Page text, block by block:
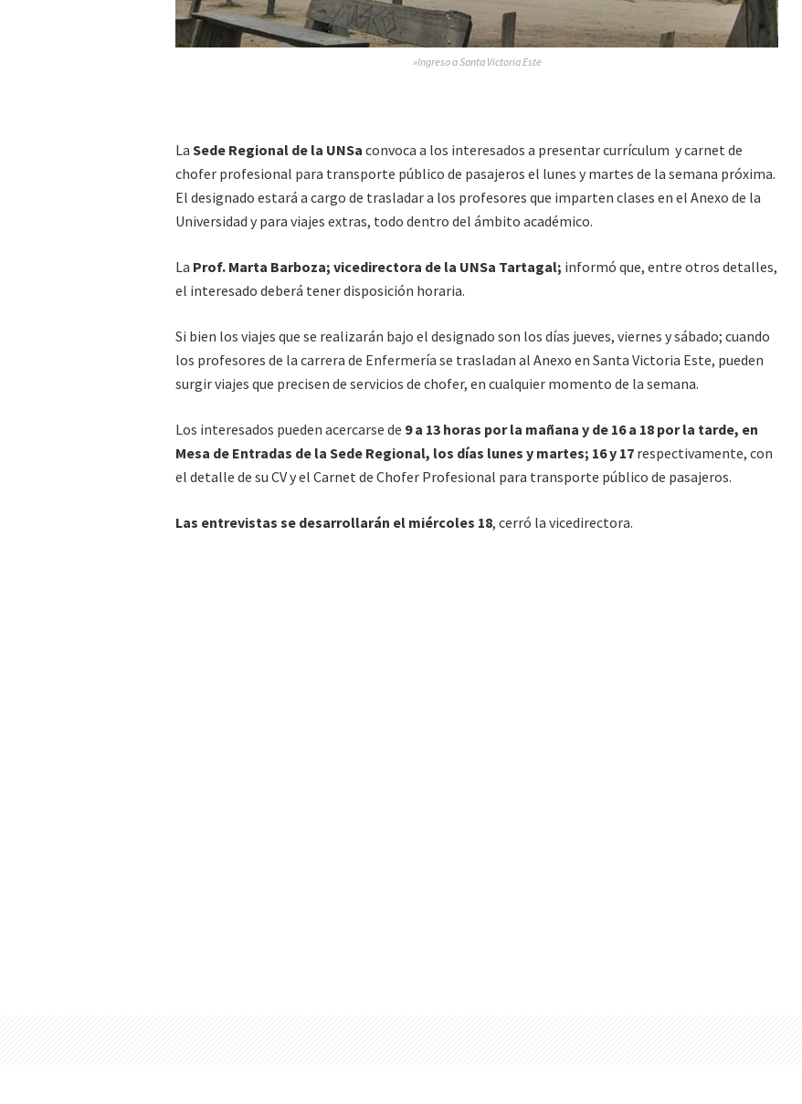
»Ingreso a Santa Victoria Este
La Sede Regional de la UNSa convoca a los interesados a presentar currículum y carnet de
chofer profesional para transporte público de pasajeros el lunes y martes de la semana próxima.
El designado estará a cargo de trasladar a los profesores que imparten clases en el Anexo de la
Universidad y para viajes extras, todo dentro del ámbito académico.
La Prof. Marta Barboza; vicedirectora de la UNSa Tartagal; informó que, entre otros detalles,
el interesado deberá tener disposición horaria.
Si bien los viajes que se realizarán bajo el designado son los días jueves, viernes y sábado; cuando
los profesores de la carrera de Enfermería se trasladan al Anexo en Santa Victoria Este, pueden
surgir viajes que precisen de servicios de chofer, en cualquier momento de la semana.
Los interesados pueden acercarse de 9 a 13 horas por la mañana y de 16 a 18 por la tarde, en
Mesa de Entradas de la Sede Regional, los días lunes y martes; 16 y 17 respectivamente, con
el detalle de su CV y el Carnet de Chofer Profesional para transporte público de pasajeros.
Las entrevistas se desarrollarán el miércoles 18, cerró la vicedirectora.